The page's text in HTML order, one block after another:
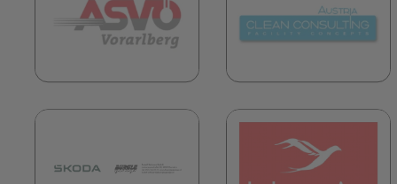
(öffnet in neuem Tab)